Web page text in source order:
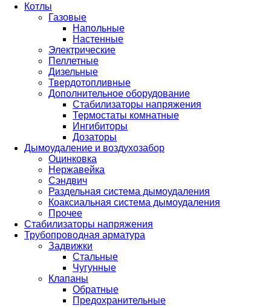
Котлы
Газовые
Напольные
Настенные
Электрические
Пеллетные
Дизельные
Твердотопливные
Дополнительное оборудование
Стабилизаторы напряжения
Термостаты комнатные
Ингибиторы
Дозаторы
Дымоудаление и воздухозабор
Оцинковка
Нержавейка
Сэндвич
Раздельная система дымоудаления
Коаксиальная система дымоудаления
Прочее
Стабилизаторы напряжения
Трубопроводная арматура
Задвижки
Стальные
Чугунные
Клапаны
Обратные
Предохранительные